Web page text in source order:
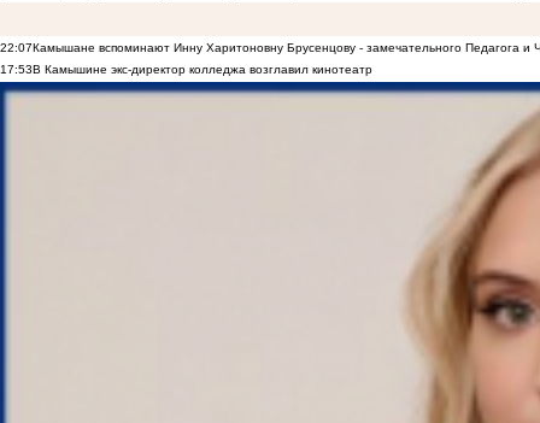
22:07Камышане вспоминают Инну Харитоновну Брусенцову - замечательного Педагога и
17:53В Камышине экс-директор колледжа возглавил кинотеатр